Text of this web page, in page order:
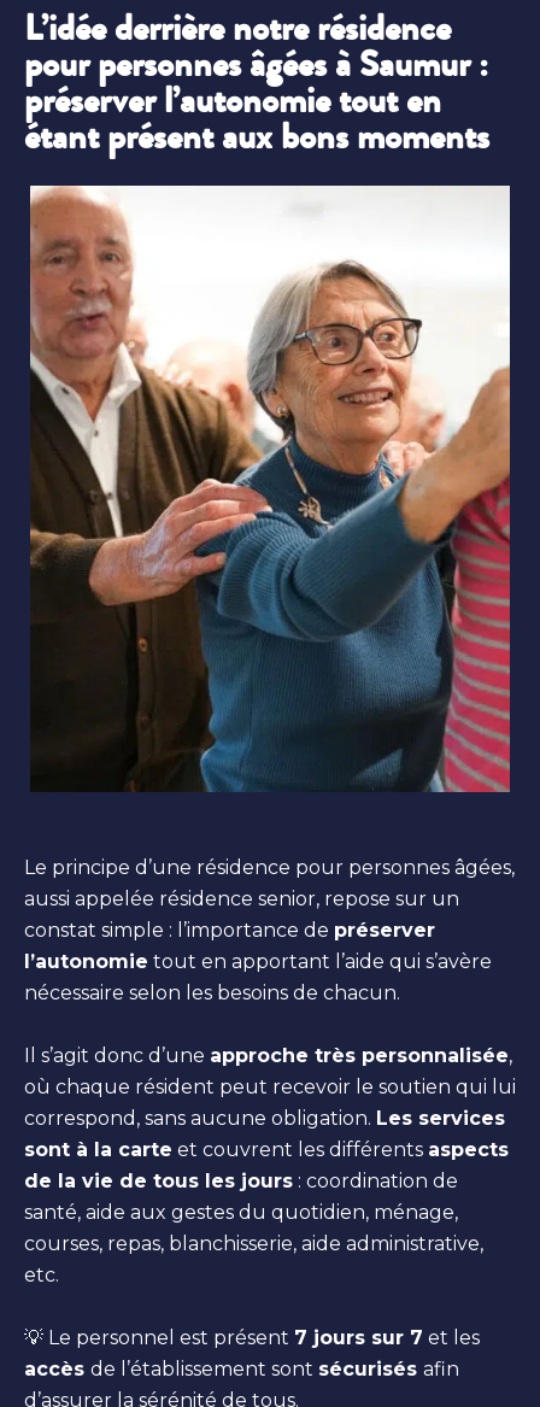
L’idée derrière notre résidence
pour personnes âgées à Saumur :
préserver l’autonomie tout en
étant présent aux bons moments
Le principe d’une résidence pour personnes âgées,
aussi appelée résidence senior, repose sur un
constat simple : l’importance de préserver
l’autonomie tout en apportant l’aide qui s’avère
nécessaire selon les besoins de chacun.
Il s’agit donc d’une approche très personnalisée,
où chaque résident peut recevoir le soutien qui lui
correspond, sans aucune obligation. Les services
sont à la carte et couvrent les différents aspects
de la vie de tous les jours : coordination de
santé, aide aux gestes du quotidien, ménage,
courses, repas, blanchisserie, aide administrative,
etc.
💡 Le personnel est présent 7 jours sur 7 et les
accès de l’établissement sont sécurisés afin
d’assurer la sérénité de tous.